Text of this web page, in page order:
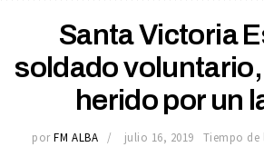
Santa Victoria
soldado
herido por un
por FM ALBA julio 16, 2019 Tiempo de